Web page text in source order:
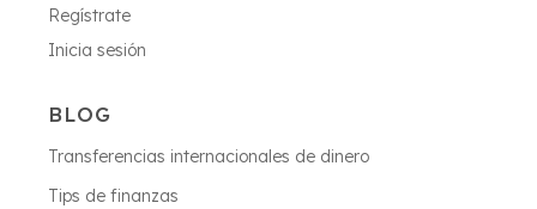
Regístrate
Inicia sesión
BLOG
Transferencias internacionales de dinero
Tips de finanzas